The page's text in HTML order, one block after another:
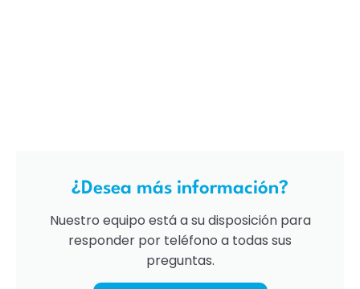
¿Desea más información?
Nuestro equipo está a su disposición para
responder por teléfono a todas sus
preguntas.